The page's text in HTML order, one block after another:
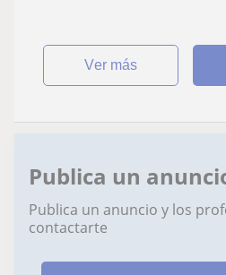
ver más
Publica un
Publica un anuncio y los
contactarte